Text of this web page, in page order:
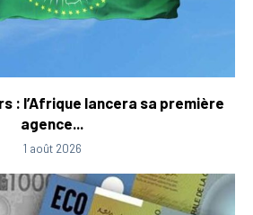
: l’Afrique lancera sa première
agence...
1 août 2026